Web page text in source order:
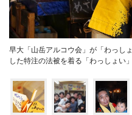
早大「山岳アルコウ会」が「わっし
した特注の法被を着る「わっしょい